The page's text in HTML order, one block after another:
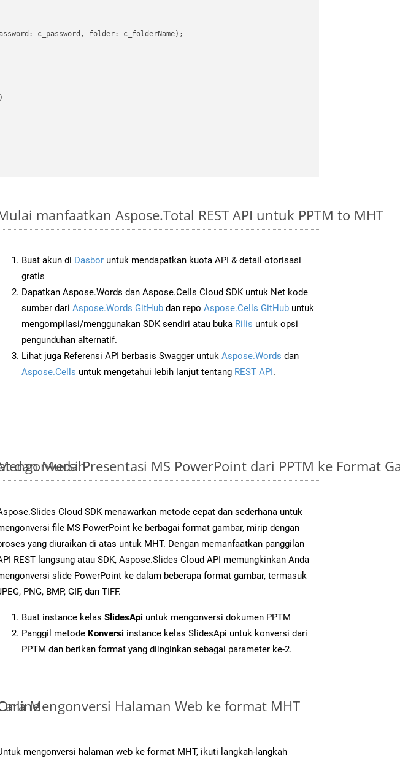
c_password, folder: c_folderName);
manfaatkan Aspose.Total REST API untuk PPTM to MHT
Buat akun di Dasbor untuk mendapatkan kuota API & detail otorisasi
gratis
Dapatkan Aspose.Words dan Aspose.Cells Cloud SDK untuk Net kode
sumber dari Aspose.Words GitHub dan repo Aspose.Cells GitHub untuk
mengompilasi/menggunakan SDK sendiri atau buka Rilis untuk opsi
pengunduhan alternatif.
Lihat juga Referensi API berbasis Swagger untuk Aspose.Words dan
Aspose.Cells untuk mengetahui lebih lanjut tentang REST API.
dan MudahPresentasi MS PowerPoint dari PPTM ke Format
Cloud SDK menawarkan metode cepat dan sederhana untuk
file MS PowerPoint ke berbagai format gambar, mirip dengan
yang diuraikan di atas untuk MHT. Dengan memanfaatkan panggilan
REST langsung atau SDK, Aspose.Slides Cloud API memungkinkan Anda
slide PowerPoint ke dalam beberapa format gambar, termasuk
PNG, BMP, GIF, dan TIFF.
Buat instance kelas SlidesApi untuk mengonversi dokumen PPTM
Panggil metode Konversi instance kelas SlidesApi untuk konversi dari
PPTM dan berikan format yang diinginkan sebagai parameter ke-2.
Mengonversi Halaman Web ke format MHT
mengonversi halaman web ke format MHT, ikuti langkah-langkah